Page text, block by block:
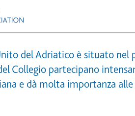
del Adriatico è situato nel
Collegio partecipano
e dà molta importanza alle